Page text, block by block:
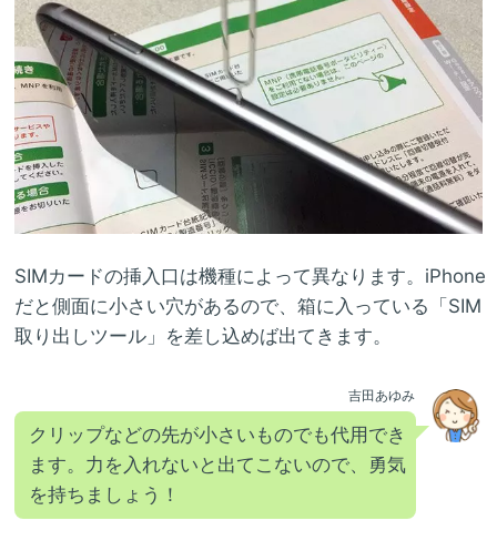
SIMカードの挿入口は機種によって異なります。iPhone
だと側面に小さい穴があるので、箱に入っている「SIM
取り出しツール」を差し込めば出てきます。
吉田あゆみ
クリップなどの先が小さいものでも代用でき
ます。力を入れないと出てこないので、勇気
を持ちましょう！